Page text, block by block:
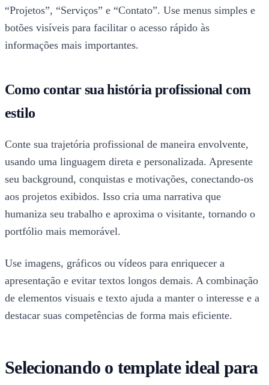
“Projetos”, “Serviços” e “Contato”. Use menus simples e
botões visíveis para facilitar o acesso rápido às
informações mais importantes.
Como contar sua história profissional com
estilo
Conte sua trajetória profissional de maneira envolvente,
usando uma linguagem direta e personalizada. Apresente
seu background, conquistas e motivações, conectando-os
aos projetos exibidos. Isso cria uma narrativa que
humaniza seu trabalho e aproxima o visitante, tornando o
portfólio mais memorável.
Use imagens, gráficos ou vídeos para enriquecer a
apresentação e evitar textos longos demais. A combinação
de elementos visuais e texto ajuda a manter o interesse e a
destacar suas competências de forma mais eficiente.
Selecionando o template ideal para